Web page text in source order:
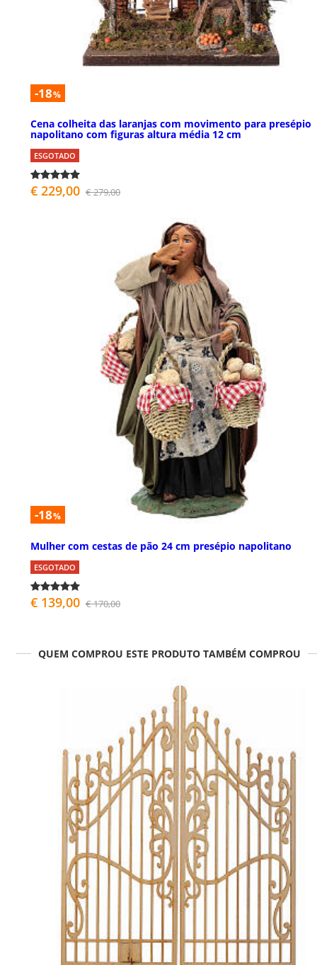
-18%
Cena colheita das laranjas com movimento para presépio
napolitano com figuras altura média 12 cm
ESGOTADO
€ 229,00 € 279,00
-18%
Mulher com cestas de pão 24 cm presépio napolitano
ESGOTADO
€ 139,00 € 170,00
QUEM COMPROU ESTE PRODUTO TAMBÉM COMPROU